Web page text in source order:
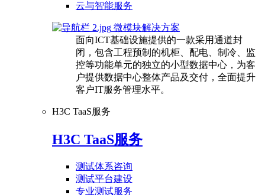
云与智能服务
微模块解决方案
面向ICT基础设施提供的一款采用通道封
闭，包含工程预制的机柜、配电、制冷、监
控等功能单元的独立的小型数据中心，为客
户提供数据中心整体产品及交付，全面提升
客户IT服务管理水平。
H3C TaaS服务
H3C TaaS服务
测试体系咨询
测试平台建设
专业测试服务